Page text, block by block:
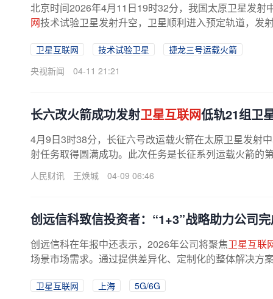
北京时间2026年4月11日19时32分，我国太原卫星发
网技术试验卫星发射升空，卫星顺利进入预定轨道，发
卫星互联网 技术试验卫星
捷龙三号运载火箭
央视新闻
04-11 21:21
长六改火箭成功发射卫星互联网低轨21组卫
4月9日3时38分，长征六号改运载火箭在太原卫星发射
射任务取得圆满成功。此次任务是长征系列运载火箭的
人民财讯 王焕城 04-09 06:46
创远信科致信投资者：“1+3”战略助力公司
创远信科在年报中还表示，2026年公司将聚焦卫星互联
场景市场需求。通过提供差异化、定制化的整体解决方
卫星互联网 上海
5G/6G